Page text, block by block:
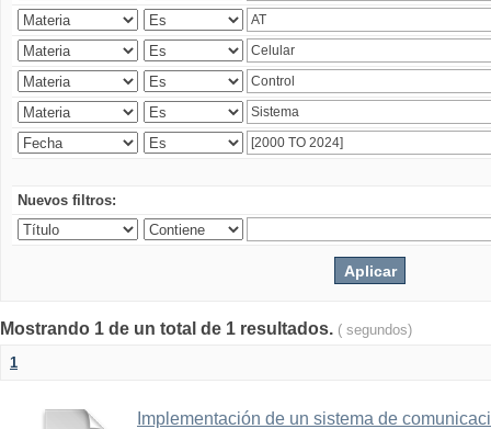
Nuevos filtros:
Mostrando 1 de un total de 1 resultados. ( segundos)
1
Implementación de un sistema de